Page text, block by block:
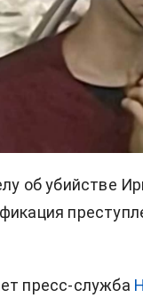
об убийстве
пресс-служба